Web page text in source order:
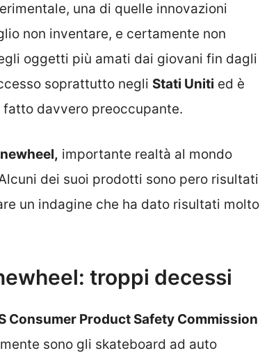
una di quelle innovazioni
non inventare, e certamente non
oggetti più amati dai giovani fin dagli
soprattutto negli Stati Uniti ed è
davvero preoccupante.
importante realtà al mondo
dei suoi prodotti sono pero risultati
un indagine che ha dato risultati molto
troppi decessi
Consumer Product Safety Commission
sono gli skateboard ad auto